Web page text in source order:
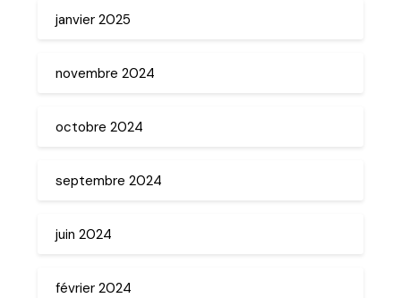
janvier 2025
novembre 2024
octobre 2024
septembre 2024
juin 2024
février 2024